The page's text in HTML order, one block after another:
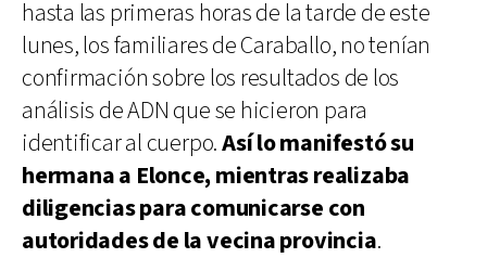
hasta las primeras horas de la tarde de este
lunes, los familiares de Caraballo, no tenían
confirmación sobre los resultados de los
análisis de ADN que se hicieron para
identificar al cuerpo.Así lo manifestó su
hermana a Elonce, mientras realizaba
diligencias para comunicarse con
autoridades de la vecina provincia.